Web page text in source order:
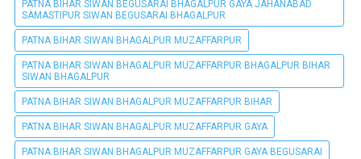
PATNA BIHAR SIWAN BEGUSARAI BHAGALPUR GAYA JAHANABAD
SAMASTIPUR SIWAN BEGUSARAI BHAGALPUR
PATNA BIHAR SIWAN BHAGALPUR MUZAFFARPUR
PATNA BIHAR SIWAN BHAGALPUR MUZAFFARPUR BHAGALPUR BIHAR
SIWAN BHAGALPUR
PATNA BIHAR SIWAN BHAGALPUR MUZAFFARPUR BIHAR
PATNA BIHAR SIWAN BHAGALPUR MUZAFFARPUR GAYA
PATNA BIHAR SIWAN BHAGALPUR MUZAFFARPUR GAYA BEGUSARAI